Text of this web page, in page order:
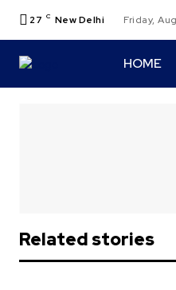
27 C New Delhi Friday,
HOME
Related stories